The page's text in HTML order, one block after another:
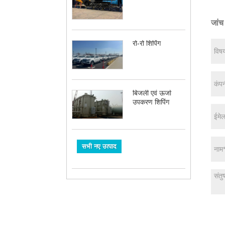
रो-रो शिपिंग
बिजली एवं ऊर्जा
उपकरण शिपिंग
सभी नए उत्पाद